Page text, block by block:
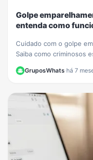
Golpe
entenda como
Cuidado com o golpe
Saiba como criminosos
GruposWhats·há 7